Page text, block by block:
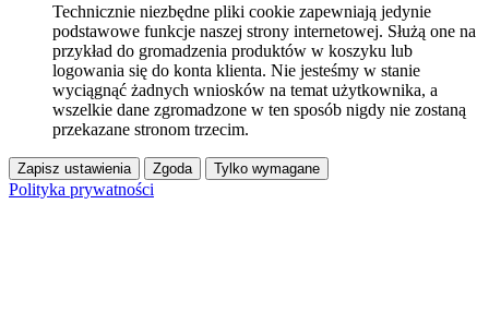
Technicznie niezbędne pliki cookie zapewniają jedynie
podstawowe funkcje naszej strony internetowej. Służą one na
przykład do gromadzenia produktów w koszyku lub
logowania się do konta klienta. Nie jesteśmy w stanie
wyciągnąć żadnych wniosków na temat użytkownika, a
wszelkie dane zgromadzone w ten sposób nigdy nie zostaną
przekazane stronom trzecim.
Zapisz ustawienia Zgoda Tylko wymagane
Polityka prywatności